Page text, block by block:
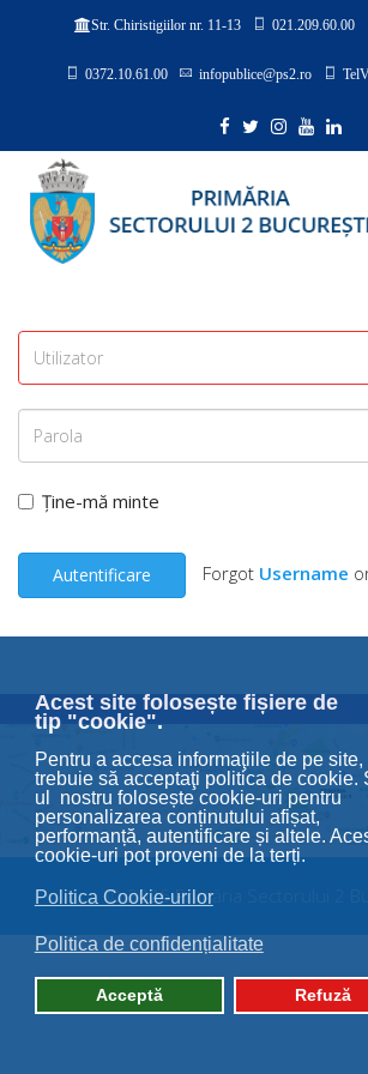
Acest site folosește fișiere de
tip "cookie".
Pentru a accesa informaţiile de pe site,
trebuie să acceptaţi politica de cookie.
ul nostru folosește cookie-uri pentru
personalizarea conținutului afișat,
performanță, autentificare și altele.
cookie-uri pot proveni de la terți.
Politica Cookie-urilor
Politica de confidențialitate
Acceptă Refuză
Str. Chiristigiilor nr. 11-13 021.209.60.00
0372.10.61.00 infopublice@ps2.ro
Ține-mă minte
Autentificare Forgot Username
© 2026 Primăria Sectorului 2